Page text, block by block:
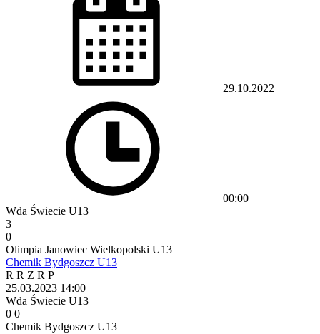
29.10.2022
00:00
Wda Świecie U13
3
0
Olimpia Janowiec Wielkopolski U13
Chemik Bydgoszcz U13
R R Z R P
25.03.2023 14:00
Wda Świecie U13
0 0
Chemik Bydgoszcz U13